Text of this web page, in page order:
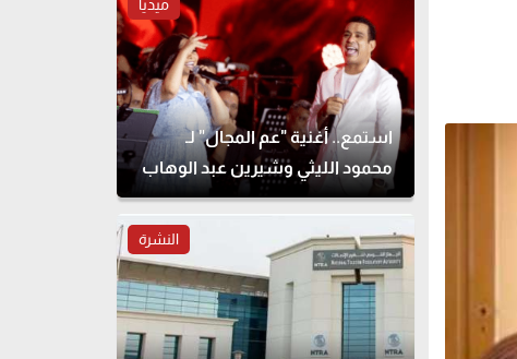
ميديا
استمع.. أغنية "عم المجال" لـ
محمود الليثي وشيرين عبد الوهاب
النشرة